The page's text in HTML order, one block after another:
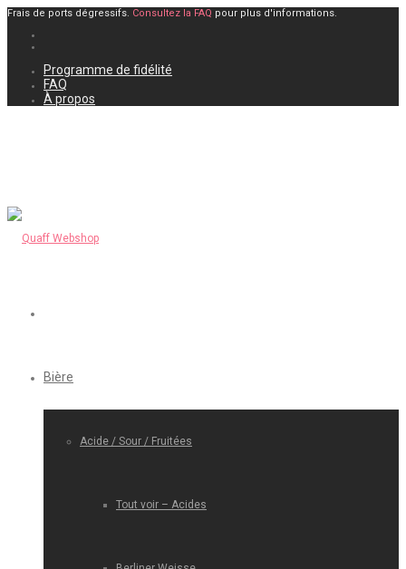
Frais de ports dégressifs. Consultez la FAQ pour plus d'informations.
Programme de fidélité
FAQ
À propos
Bière
Acide / Sour / Fruitées
Tout voir – Acides